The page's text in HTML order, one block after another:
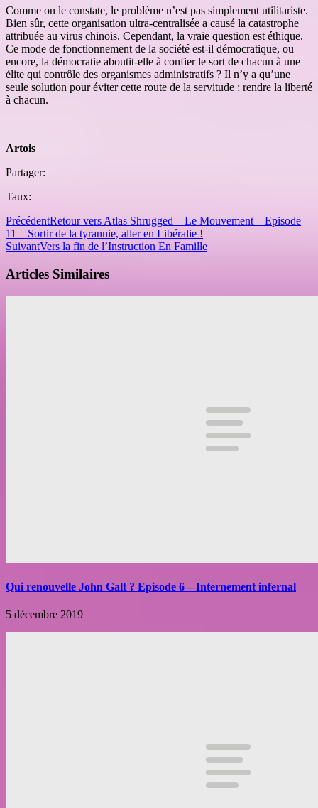
Comme on le constate, le problème n’est pas simplement utilitariste.
Bien sûr, cette organisation ultra-centralisée a causé la catastrophe
attribuée au virus chinois. Cependant, la vraie question est éthique.
Ce mode de fonctionnement de la société est-il démocratique, ou
encore, la démocratie aboutit-elle à confier le sort de chacun à une
élite qui contrôle des organismes administratifs ? Il n’y a qu’une
seule solution pour éviter cette route de la servitude : rendre la liberté
à chacun.
Artois
Partager:
Taux:
PrécédentRetour vers Atlas Shrugged – Le Mouvement – Episode
11 – Sortir de la tyrannie, aller en Libéralie !
SuivantVers la fin de l’Instruction En Famille
Articles Similaires
Qui renouvelle John Galt ? Episode 6 – Internement infernal
5 décembre 2019